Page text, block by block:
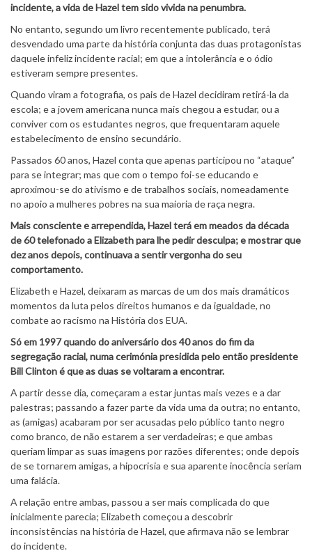
incidente, a vida de Hazel tem sido vivida na penumbra.
No entanto, segundo um livro recentemente publicado, terá
desvendado uma parte da história conjunta das duas protagonistas
daquele infeliz incidente racial; em que a intolerância e o ódio
estiveram sempre presentes.
Quando viram a fotografia, os pais de Hazel decidiram retirá-la da
escola; e a jovem americana nunca mais chegou a estudar, ou a
conviver com os estudantes negros, que frequentaram aquele
estabelecimento de ensino secundário.
Passados 60 anos, Hazel conta que apenas participou no “ataque”
para se integrar; mas que com o tempo foi-se educando e
aproximou-se do ativismo e de trabalhos sociais, nomeadamente
no apoio a mulheres pobres na sua maioria de raça negra.
Mais consciente e arrependida, Hazel terá em meados da década
de 60 telefonado a Elizabeth para lhe pedir desculpa; e mostrar que
dez anos depois, continuava a sentir vergonha do seu
comportamento.
Elizabeth e Hazel, deixaram as marcas de um dos mais dramáticos
momentos da luta pelos direitos humanos e da igualdade, no
combate ao racismo na História dos EUA.
Só em 1997 quando do aniversário dos 40 anos do fim da
segregação racial, numa cerimónia presidida pelo então presidente
Bill Clinton é que as duas se voltaram a encontrar.
A partir desse dia, começaram a estar juntas mais vezes e a dar
palestras; passando a fazer parte da vida uma da outra; no entanto,
as (amigas) acabaram por ser acusadas pelo público tanto negro
como branco, de não estarem a ser verdadeiras; e que ambas
queriam limpar as suas imagens por razões diferentes; onde depois
de se tornarem amigas, a hipocrisia e sua aparente inocência seriam
uma falácia.
A relação entre ambas, passou a ser mais complicada do que
inicialmente parecia; Elizabeth começou a descobrir
inconsistências na história de Hazel, que afirmava não se lembrar
do incidente.